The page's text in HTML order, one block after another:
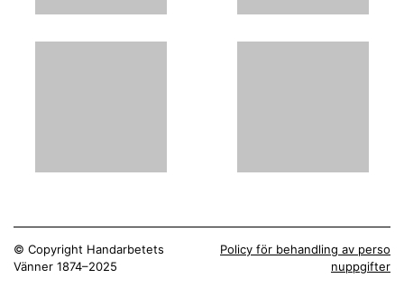
© Copyright Handarbetets
Vänner 1874–2025
Policy för behandling av perso
nuppgifter